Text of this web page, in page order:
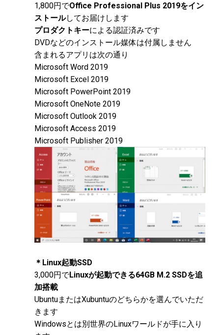
1,800円でOffice Professional Plus 2019をイン
ストールしてお届けします
プロダクトキーによる認証済みです
DVDなどのインストール媒体は付属しません
含まれるアプリは次の通り
Microsoft Word 2019
Microsoft Excel 2019
Microsoft PowerPoint 2019
Microsoft OneNote 2019
Microsoft Outlook 2019
Microsoft Access 2019
Microsoft Publisher 2019
＊Linux起動SSD
3,000円でLinuxが起動できる64GB M.2 SSDを追
加搭載
UbuntuまたはXubuntuのどちらかを選んでいただ
きます
Windowsとは別世界のLinuxワールドが手に入り